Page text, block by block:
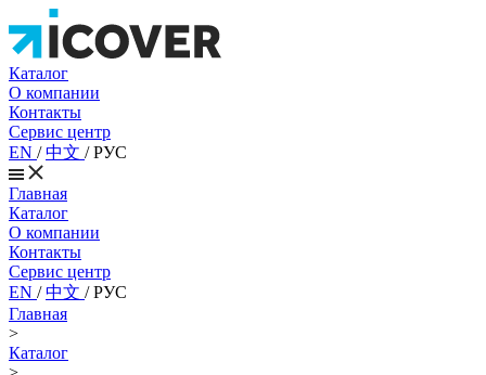
Каталог
О компании
Контакты
Сервис центр
EN /中文 /РУС
Главная
Каталог
О компании
Контакты
Сервис центр
EN /中文 /РУС
Главная
>
Каталог